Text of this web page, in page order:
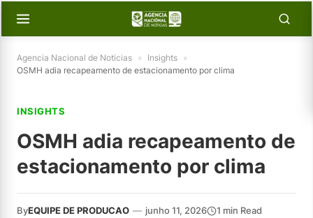
Agencia Nacional de Noticias » Insights »
OSMH adia recapeamento de estacionamento por clima
INSIGHTS
OSMH adia recapeamento de
estacionamento por clima
ByEQUIPE DE PRODUCAO — junho 11, 2026 1 min Read